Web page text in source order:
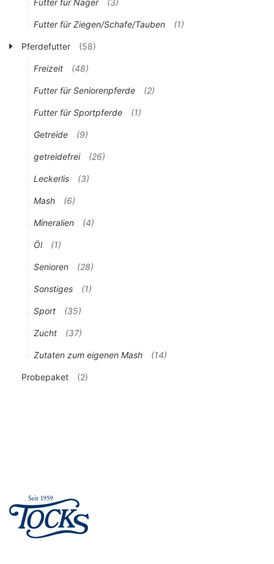
Futter für Nager (3)
Futter für Ziegen/Schafe/Tauben (1)
Pferdefutter (58)
Freizeit (48)
Futter für Seniorenpferde (2)
Futter für Sportpferde (1)
Getreide (9)
getreidefrei (26)
Leckerlis (3)
Mash (6)
Mineralien (4)
Öl (1)
Senioren (28)
Sonstiges (1)
Sport (35)
Zucht (37)
Zutaten zum eigenen Mash (14)
Probepaket (2)